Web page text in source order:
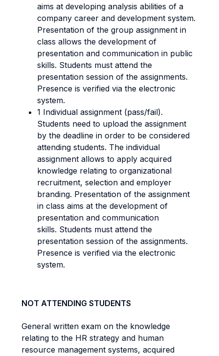
aims at developing analysis abilities of a
company career and development system.
Presentation of the group assignment in
class allows the development of
presentation and communication in public
skills. Students must attend the
presentation session of the assignments.
Presence is verified via the electronic
system.
1 Individual assignment (pass/fail).
Students need to upload the assignment
by the deadline in order to be considered
attending students. The individual
assignment allows to apply acquired
knowledge relating to organizational
recruitment, selection and employer
branding. Presentation of the assignment
in class aims at the development of
presentation and communication
skills. Students must attend the
presentation session of the assignments.
Presence is verified via the electronic
system.
NOT ATTENDING STUDENTS
General written exam on the knowledge
relating to the HR strategy and human
resource management systems, acquired